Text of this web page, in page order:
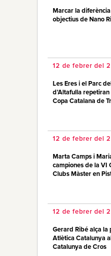
Marcar la
objectius de Nano
12 de febrer del
Les Eres i el Parc
d’Altafulla
Copa Catalana de
12 de febrer del
Marta Camps i
campiones de la VI
Clubs Màster en
12 de febrer del
Gerard Ribé alça la
Atlètica Catalunya
Catalunya de Cros